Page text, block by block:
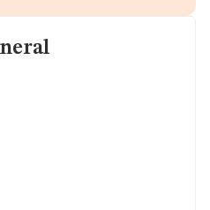
complementaria.